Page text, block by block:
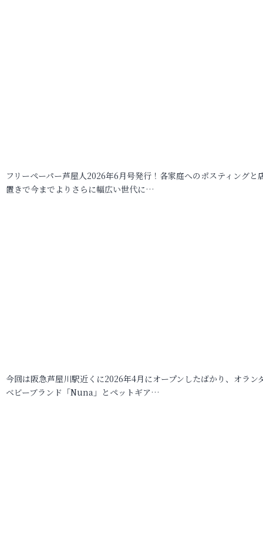
フリーペーパー芦屋人2026年6月号発行！各家庭へのポスティングと
置きで今までよりさらに幅広い世代に…
今回は阪急芦屋川駅近くに2026年4月にオープンしたばかり、オラン
ベビーブランド「Nuna」とペットギア…